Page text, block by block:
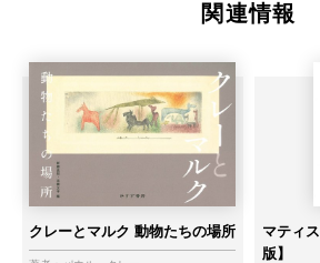
関連情報
クレーとマルク 動物たちの場所
マティ
版】